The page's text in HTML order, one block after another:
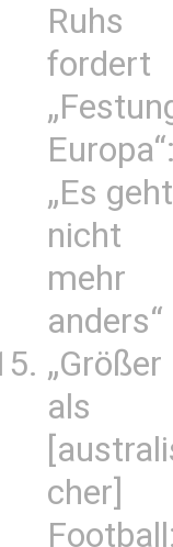
Ruhs
fordert
Europa“:
„Es geht
nicht
mehr
anders“
„Größer
als
cher]